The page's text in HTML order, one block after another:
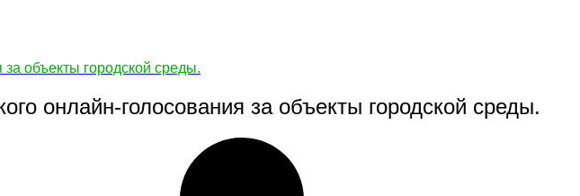
объекты городской среды.
онлайн-голосования за объекты городской среды.